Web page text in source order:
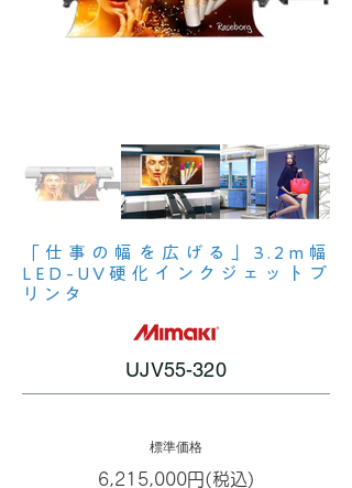
「仕事の幅を広げる」3.2m幅
LED-UV硬化インクジェットプ
リンタ
UJV55-320
標準価格
6,215,000円(税込)